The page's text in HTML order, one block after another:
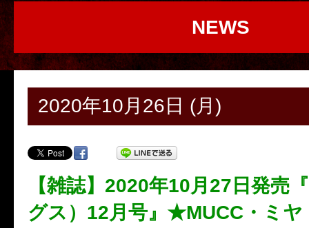
NEWS
2020年10月26日 (月)
【雑誌】2020年10月27日発売
グス）12月号』★MUCC・ミヤ